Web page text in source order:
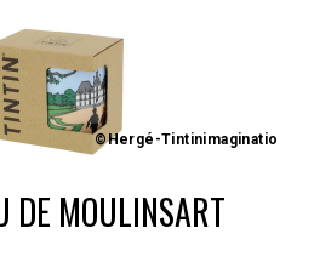
©Hergé-Tintinimaginatio
DE MOULINSART